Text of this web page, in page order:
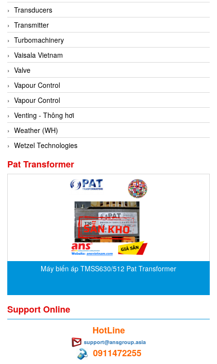
Conductix/ WAMPFLER
Contrec
Contrinex
Control Solution Minesota
Copeland
Cortem
Cosa Xentaur
Cosil
Coulton
Crouzet
Crowcon
Crutec Dust Zero Vietnam
CS&P Technologies
cs-instruments
Cygnus
Cypet Vietnam
Transducers
Transmitter
Turbomachinery
Vaisala Vietnam
Valve
Vapour Control
Vapour Control
Venting - Thông hơi
Weather (WH)
Wetzel Technologies
Pat Transformer
Máy biến áp TMSS630/512 Pat Transformer
Support Online
HotLine
support@ansgroup.asia
0911472255